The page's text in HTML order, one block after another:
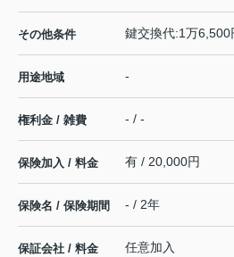
その他条件 鍵交換代:1万6,500
用途地域 -
権利金 / 雑費 - / -
保険加入 / 料金 有 / 20,000円
保険名 / 保険期間 - / 2年
保証会社 / 料金
任意加入